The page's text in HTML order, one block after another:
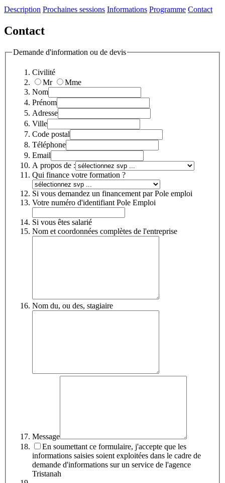
Description Prochaines sessions Informations Programme Contact
Contact
Demande d'information ou de devis
Civilité
Mr
Mme
Nom
Prénom
Adresse
Ville
Code postal
Téléphone
Email
A propos de :
Qui finance votre formation ?
Si vous demandez un financement par Pole emploi
Votre numéro d'identifiant Pole Emploi
Si vous êtes salarié
Nom et coordonnées complètes de l'entreprise
Nom du, ou des, stagiaire
Message
En soumettant ce formulaire, j'accepte que les
informations saisies soient exploitées dans le cadre de
demande d'informations sur un service de l'agence
Tristanah